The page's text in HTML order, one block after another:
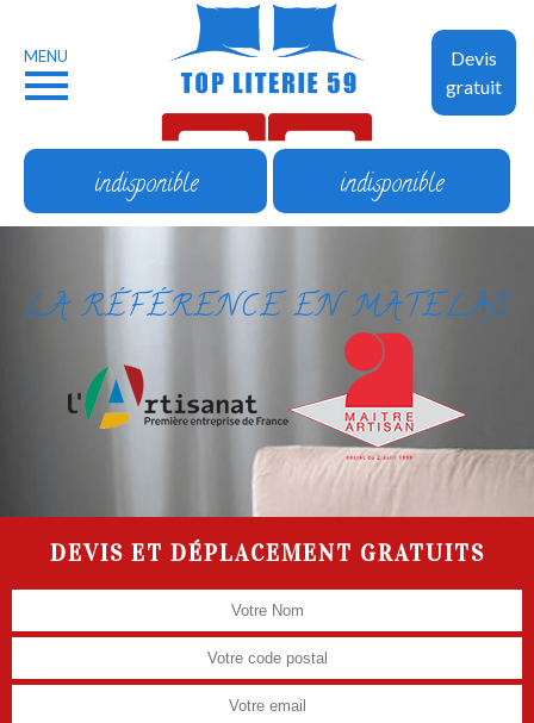
Devis
gratuit
MENU
indisponible indisponible
LA RÉFÉRENCE EN MATELAS
DEVIS ET DÉPLACEMENT GRATUITS